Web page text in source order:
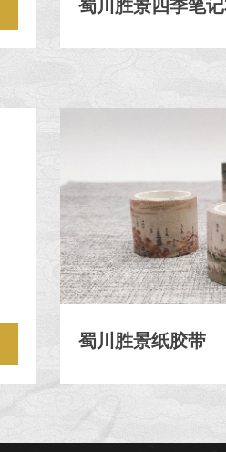
蜀川胜景四季笔
蜀川胜景纸胶带